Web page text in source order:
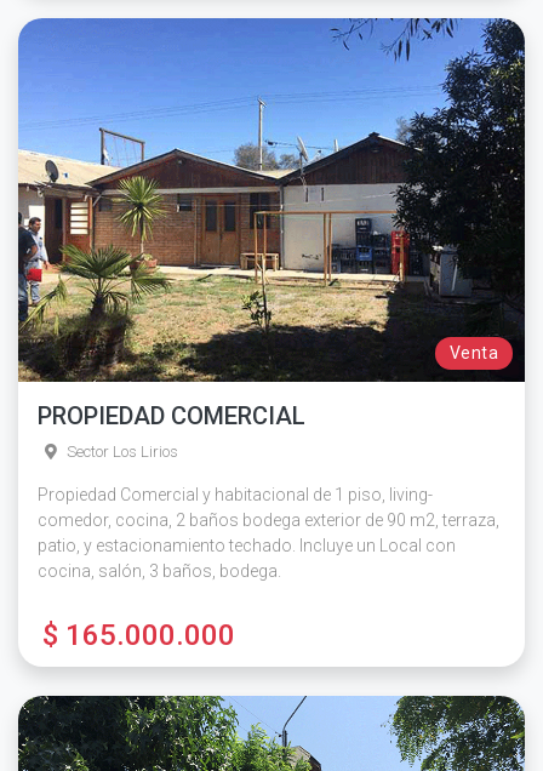
Venta
PROPIEDAD COMERCIAL
Sector Los Lirios
Propiedad Comercial y habitacional de 1 piso, living-
comedor, cocina, 2 baños bodega exterior de 90 m2, terraza,
patio, y estacionamiento techado. Incluye un Local con
cocina, salón, 3 baños, bodega.
$ 165.000.000